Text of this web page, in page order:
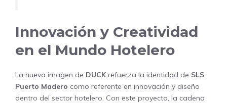
Innovación y Creatividad
en el Mundo Hotelero
La nueva imagen de DUCKrefuerza la identidad de SLS
Puerto Madero como referente en innovación y diseño
dentro del sector hotelero. Con este proyecto, la cadena